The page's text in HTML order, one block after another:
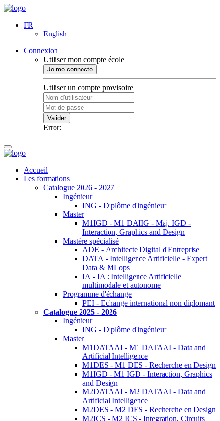
FR
English
Connexion
Utiliser mon compte école
Je me connecte
Utiliser un compte provisoire
Valider
Error:
Accueil
Les formations
Catalogue 2026 - 2027
Ingénieur
ING - Diplôme d'ingénieur
Master
M1IGD - M1 DAIIG - Maj. IGD -
Interaction, Graphics and Design
Mastère spécialisé
ADE - Architecte Digital d'Entreprise
DATA - Intelligence Artificielle - Expert
Data & MLops
IA - IA : Intelligence Artificielle
multimodale et autonome
Programme d'échange
PEI - Echange international non diplomant
Catalogue 2025 - 2026
Ingénieur
ING - Diplôme d'ingénieur
Master
M1DATAAI - M1 DATAAI - Data and
Artificial Intelligence
M1DES - M1 DES - Recherche en Design
M1IGD - M1 IGD - Interaction, Graphics
and Design
M2DATAAI - M2 DATAAI - Data and
Artificial Intelligence
M2DES - M2 DES - Recherche en Design
M2ICS - M2 ICS - Integration, Circuits